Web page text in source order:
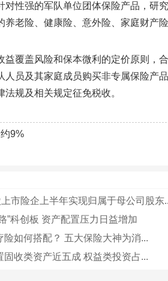
对性强的军队单位团体保险产品，研
老险、健康险、意外险、家庭财产
覆盖风险和保本微利的定价原则，
员及其家庭成员购买非专属保险产
规及相关规定征免税收。
9%
市险企上半年实现归属于母公司股东
”科创板 资产配置压力日益增加
险如何搭配？ 五大保险大神为消...
固收类资产近五成 权益类投资占...